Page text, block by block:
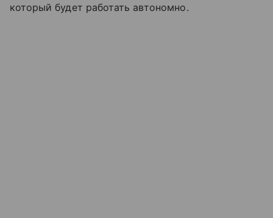
который будет работать автономно.